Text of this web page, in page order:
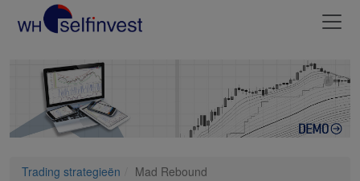
Trading strategieën Mad Rebound